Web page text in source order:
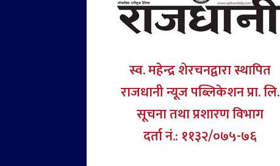
स्व. महेन्द्र शेरचनद्वारा स्थापित
राजधानी न्यूज पब्लिकेशन प्रा. लि.
सूचना तथा प्रशारण विभाग
दर्ता नं.: ११३२/०७५-७६